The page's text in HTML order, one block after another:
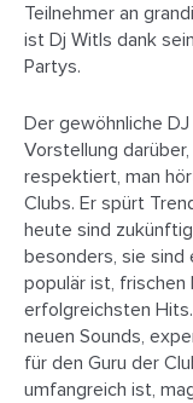
Teilnehmer an
ist Dj Witls dank
Partys.
Der gewöhnliche
Vorstellung
respektiert, man
Clubs. Er spürt
heute sind
besonders, sie sind
populär ist,
erfolgreichsten
neuen Sounds,
für den Guru der
umfangreich ist,